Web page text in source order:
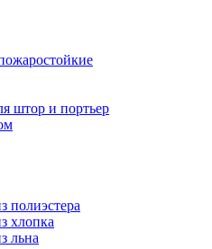
штор и портьер
полиэстера
хлопка
льна